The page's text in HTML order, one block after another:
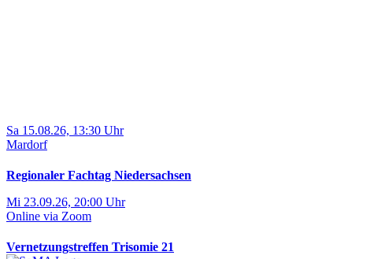
Sa 15.08.26, 13:30 Uhr
Mardorf
Regionaler Fachtag Niedersachsen
Mi 23.09.26, 20:00 Uhr
Online via Zoom
Vernetzungstreffen Trisomie 21